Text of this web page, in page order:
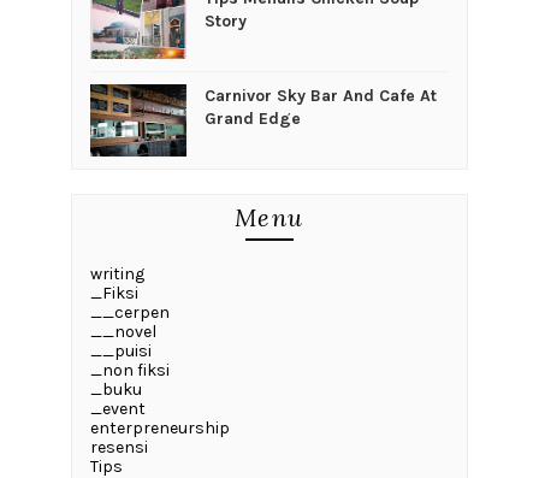
Story
Carnivor Sky Bar And Cafe At
Grand Edge
Menu
writing
_Fiksi
__cerpen
__novel
__puisi
_non fiksi
_buku
_event
enterpreneurship
resensi
Tips